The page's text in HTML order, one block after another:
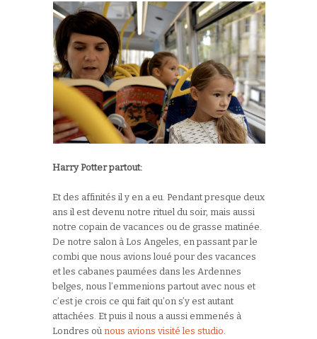
Harry Potter partout:
Et des affinités il y en a eu. Pendant presque deux
ans il est devenu notre rituel du soir, mais aussi
notre copain de vacances ou de grasse matinée.
De notre salon à Los Angeles, en passant par le
combi que nous avions loué pour des vacances
et les cabanes paumées dans les Ardennes
belges, nous l’emmenions partout avec nous et
c’est je crois ce qui fait qu’on s’y est autant
attachées. Et puis il nous a aussi emmenés à
Londres où nous avions visité les studio